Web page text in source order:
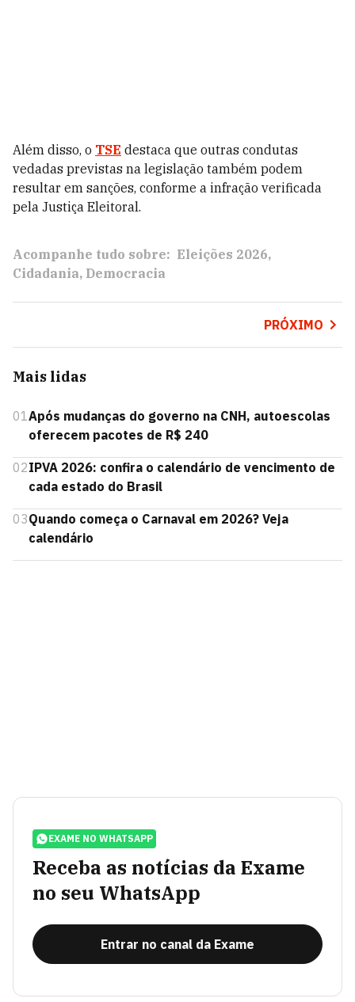
Além disso, o TSE destaca que outras condutas
vedadas previstas na legislação também podem
resultar em sanções, conforme a infração verificada
pela Justiça Eleitoral.
Acompanhe tudo sobre: Eleições 2026
Cidadania Democracia
PRÓXIMO
Mais lidas
01Após mudanças do governo na CNH, autoescolas
oferecem pacotes de R$ 240
02IPVA 2026: confira o calendário de vencimento de
cada estado do Brasil
03Quando começa o Carnaval em 2026? Veja
calendário
EXAME NO WHATSAPP
Receba as notícias da Exame
no seu WhatsApp
Entrar no canal da Exame